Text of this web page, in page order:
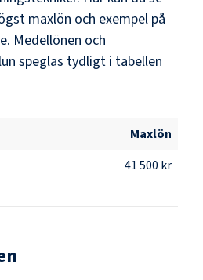
maxlön och exempel på
Medellönen och
speglas tydligt i tabellen
Maxlön
41 500 kr